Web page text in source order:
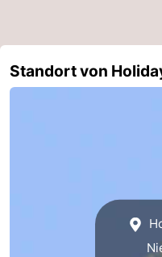
Standort von